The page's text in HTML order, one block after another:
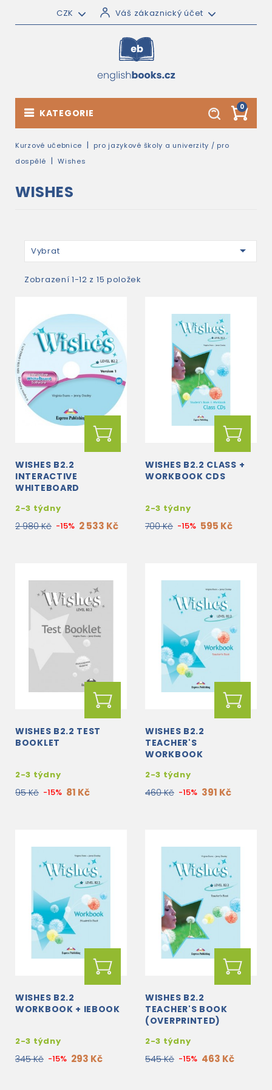
CZK Váš zákaznický účet
0
KATEGORIE
Kurzové učebnice
pro jazykové školy a univerzity / pro
dospělé
Wishes
WISHES
Vybrat 
Zobrazení 1-12 z 15 položek
WISHES B2.2
INTERACTIVE
WHITEBOARD
2-3 týdny
2 980 Kč -15% 2 533 Kč
WISHES B2.2 CLASS +
WORKBOOK CDS
2-3 týdny
700 Kč -15% 595 Kč
WISHES B2.2 TEST
BOOKLET
2-3 týdny
95 Kč -15% 81 Kč
WISHES B2.2
TEACHER'S
WORKBOOK
2-3 týdny
460 Kč -15% 391 Kč
WISHES B2.2
WORKBOOK + IEBOOK
2-3 týdny
345 Kč -15% 293 Kč
WISHES B2.2
TEACHER'S BOOK
(OVERPRINTED)
2-3 týdny
545 Kč -15% 463 Kč